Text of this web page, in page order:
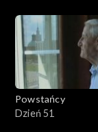
Powstańcy
Dzień 51